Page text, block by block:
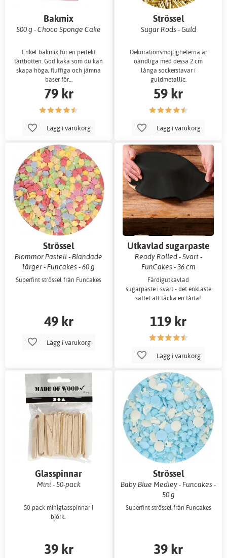
Bakmix
500 g - Choco Sponge Cake
Enkel bakmix för en perfekt
tårtbotten. God kaka som du kan
skapa höga, fluffiga och jämna
baser för…
79 kr
Lägg i varukorg
Strössel
Sugar Rods - Guld
Dekorationsmöjligheterna är
oändliga med dessa 2 cm
långa sockerstavar i
guldmetallic.
59 kr
Lägg i varukorg
Strössel
Blommor Pastell - Blandade
färger - Funcakes - 60 g
Superfint strössel från Funcakes
49 kr
Lägg i varukorg
Utkavlad sugarpaste
Ready Rolled - Svart -
FunCakes - 36 cm
Färdigutkavlad
sugarpaste i svart - det enklaste
sättet att täcka en tårta!
119 kr
Lägg i varukorg
Glasspinnar
Mini - 50-pack
50-pack miniglasspinnar i
björk.
39 kr
Strössel
Baby Blue Medley - Funcakes -
50 g
Superfint strössel från Funcakes
39 kr